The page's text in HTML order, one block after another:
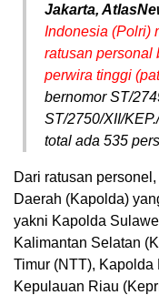
Jakarta,
Indonesia (Polri)
ratusan personal
perwira tinggi
bernomor ST/
ST/2750/XII/
total ada 535
Dari ratusan
Daerah (Kapolda)
yakni Kapolda
Kalimantan Selatan
Timur (NTT),
Kepulauan Riau